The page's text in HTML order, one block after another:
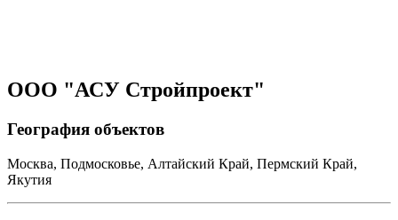
ООО "АСУ Стройпроект"
География объектов
Москва, Подмосковье, Алтайский Край, Пермский Край,
Якутия